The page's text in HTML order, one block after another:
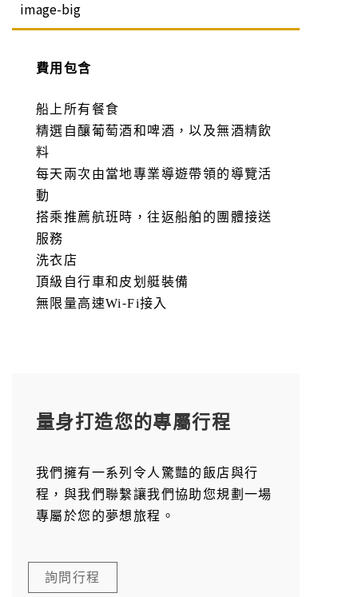
費用包含
船上所有餐食
精選自釀葡萄酒和啤酒，以及無酒精飲
料
每天兩次由當地專業導遊帶領的導覽活
動
搭乘推薦航班時，往返船舶的團體接送
服務
洗衣店
頂級自行車和皮划艇裝備
無限量高速Wi-Fi接入
量身打造您的專屬行程
我們擁有一系列令人驚豔的飯店與行
程，與我們聯繫讓我們協助您規劃一場
專屬於您的夢想旅程。
詢問行程